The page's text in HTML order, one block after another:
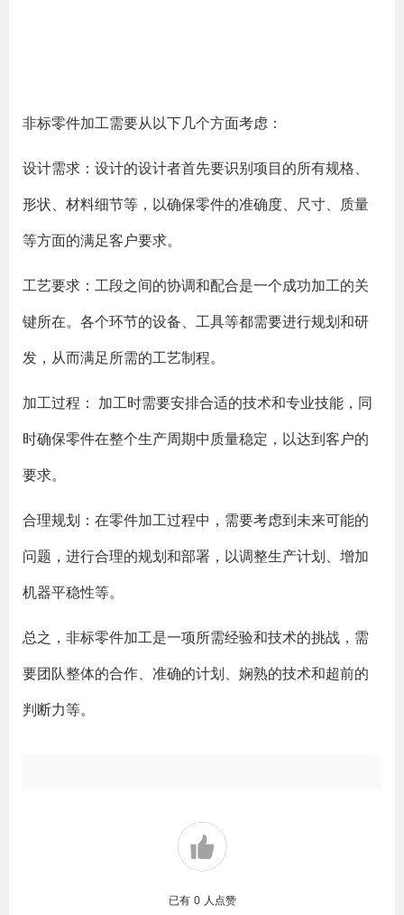
非标零件加工需要从以下几个方面考虑：
设计需求：设计的设计者首先要识别项目的所有规格、
形状、材料细节等，以确保零件的准确度、尺寸、质量
等方面的满足客户要求。
工艺要求：工段之间的协调和配合是一个成功加工的关
键所在。各个环节的设备、工具等都需要进行规划和研
发，从而满足所需的工艺制程。
加工过程： 加工时需要安排合适的技术和专业技能，同
时确保零件在整个生产周期中质量稳定，以达到客户的
要求。
合理规划：在零件加工过程中，需要考虑到未来可能的
问题，进行合理的规划和部署，以调整生产计划、增加
机器平稳性等。
总之，非标零件加工是一项所需经验和技术的挑战，需
要团队整体的合作、准确的计划、娴熟的技术和超前的
判断力等。
已有 0 人点赞